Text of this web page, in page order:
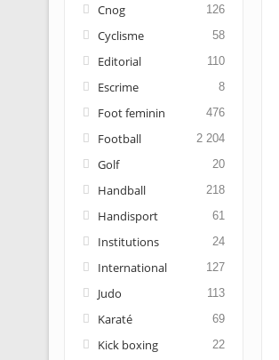
Cnog 126
Cyclisme 58
Editorial 110
Escrime 8
Foot feminin 476
Football 2 204
Golf 20
Handball 218
Handisport 61
Institutions 24
International 127
Judo 113
Karaté 69
Kick boxing 22